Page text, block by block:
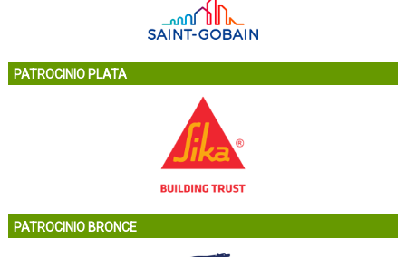
PATROCINIO PLATA
PATROCINIO BRONCE